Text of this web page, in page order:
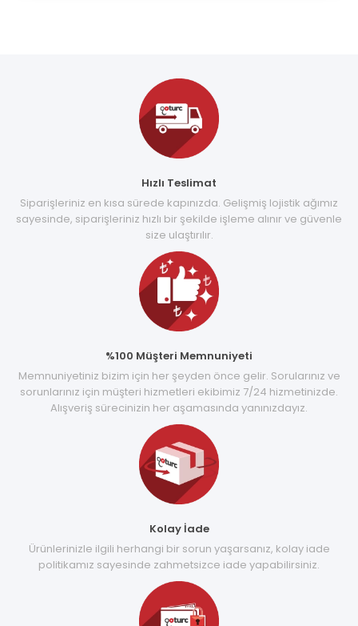
Hızlı Teslimat
Siparişleriniz en kısa sürede kapınızda. Gelişmiş lojistik ağımız
sayesinde, siparişleriniz hızlı bir şekilde işleme alınır ve güvenle
size ulaştırılır.
%100 Müşteri Memnuniyeti
Memnuniyetiniz bizim için her şeyden önce gelir. Sorularınız ve
sorunlarınız için müşteri hizmetleri ekibimiz 7/24 hizmetinizde.
Alışveriş sürecinizin her aşamasında yanınızdayız.
Kolay İade
Ürünlerinizle ilgili herhangi bir sorun yaşarsanız, kolay iade
politikamız sayesinde zahmetsizce iade yapabilirsiniz.